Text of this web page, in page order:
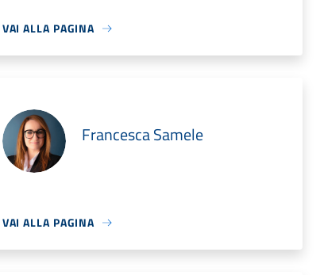
VAI ALLA PAGINA
Francesca Samele
VAI ALLA PAGINA